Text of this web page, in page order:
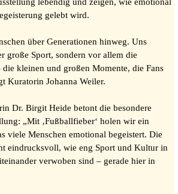
gelebt wird.
über Generationen hinweg. Uns
große Sport, sondern vor allem die
kleinen und großen Momente, die Fans
Kuratorin Johanna Weiler.
Dr. Birgit Heide betont die besondere
„Mit ‚Fußballfieber‘ holen wir ein
viele Menschen emotional begeistert. Die
eindrucksvoll, wie eng Sport und Kultur in
verwoben sind – gerade hier in